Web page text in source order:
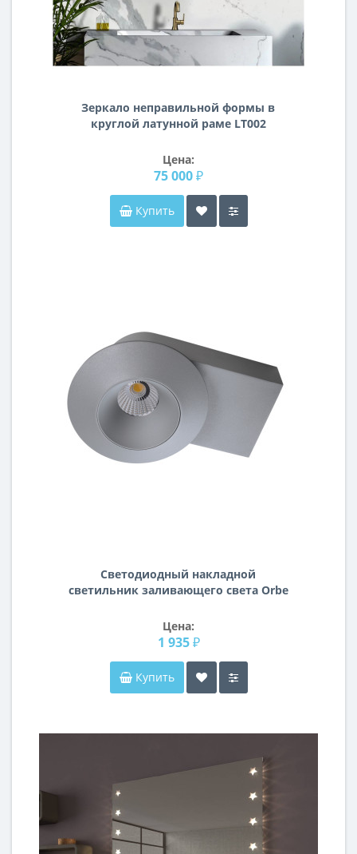
Зеркало неправильной формы в
круглой латунной раме LT002
Цена:
75 000 ₽
Купить
Светодиодный накладной
светильник заливающего света Orbe
Цена:
1 935 ₽
Купить